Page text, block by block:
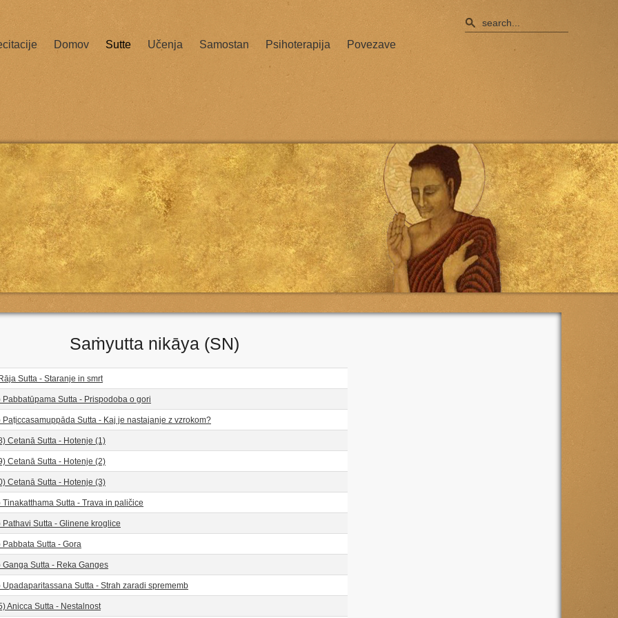
Domov Sutte Učenja Samostan Psihoterapija Povezave
Saṁyutta nikāya (SN)
Sutta - Staranje in smrt
Pabbatūpama Sutta - Prispodoba o gori
Paṭiccasamuppāda Sutta - Kaj je nastajanje z vzrokom?
Cetanā Sutta - Hotenje (1)
Cetanā Sutta - Hotenje (2)
Cetanā Sutta - Hotenje (3)
Tinakatthama Sutta - Trava in paličice
Pathavi Sutta - Glinene kroglice
Pabbata Sutta - Gora
Ganga Sutta - Reka Ganges
Upadaparitassana Sutta - Strah zaradi sprememb
Anicca Sutta - Nestalnost